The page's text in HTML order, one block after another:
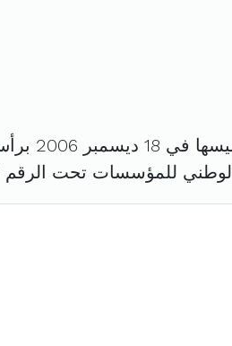
2006 برأس مال قدره
للمؤسسات تحت الرقم